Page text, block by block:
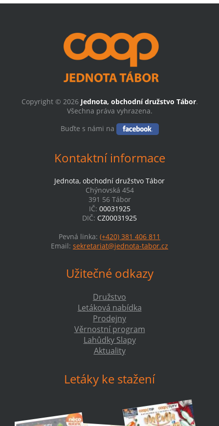
Copyright © 2026 Jednota, obchodní družstvo Tábor.
Všechna práva vyhrazena.
Buďte s námi na
Kontaktní informace
Jednota, obchodní družstvo Tábor
Chýnovská 454
391 56 Tábor
IČ: 00031925
DIČ: CZ00031925
Pevná linka: (+420) 381 406 811
Email: sekretariat@jednota-tabor.cz
Užitečné odkazy
Družstvo
Letáková nabídka
Prodejny
Věrnostní program
Lahůdky Slapy
Aktuality
Letáky ke stažení